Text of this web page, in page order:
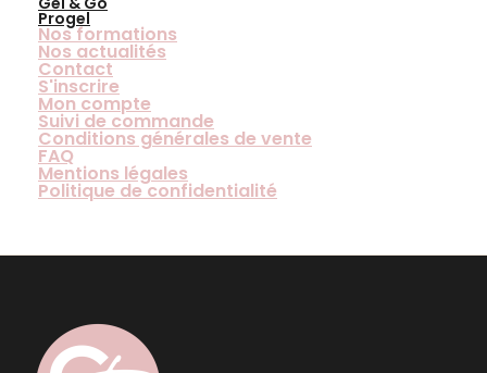
Progel
Nos formations
Nos actualités
Contact
S'inscrire
Mon compte
Suivi de commande
Conditions générales de vente
FAQ
Mentions légales
Politique de confidentialité